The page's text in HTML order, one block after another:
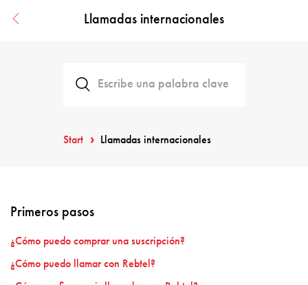
Llamadas internacionales
Start Llamadas internacionales
Primeros pasos
¿Cómo puedo comprar una suscripción?
¿Cómo puedo llamar con Rebtel?